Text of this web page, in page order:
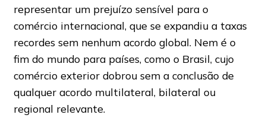
representar um prejuízo sensível para o
comércio internacional, que se expandiu a taxas
recordes sem nenhum acordo global. Nem é o
fim do mundo para países, como o Brasil, cujo
comércio exterior dobrou sem a conclusão de
qualquer acordo multilateral, bilateral ou
regional relevante.